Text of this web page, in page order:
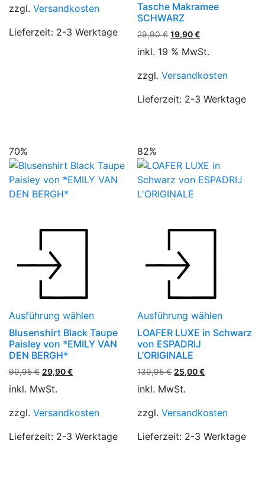
zzgl. Versandkosten
Lieferzeit: 2-3 Werktage
Tasche Makramee
SCHWARZ
29,90€ Ursprünglicher
Preis
war:
29,90 €
19,90€Aktueller
Preis
ist:
inkl. 19 % MwSt.
zzgl.Versandkosten
Lieferzeit: 2-3 Werktage
70%
Ausführung wählen
können
auf
Produktseite
Blusenshirt Black Taupe
Paisley von *EMILY VAN
DEN BERGH*
99,95€ Ursprünglicher
war:
29,90€Aktueller
inkl. MwSt.
zzgl. Versandkosten
Lieferzeit: 2-3 Werktage
82%
Ausführung wählen
können
LOAFER LUXE in Schwarz
von ESPADRIJ
L’ORIGINALE
139,95€ Ursprünglicher
war:
25,00€Aktueller
inkl. MwSt.
zzgl.Versandkosten
Lieferzeit: 2-3 Werktage